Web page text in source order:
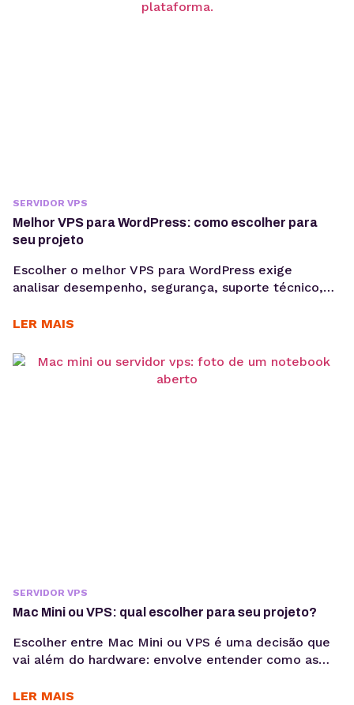
SERVIDOR VPS
Melhor VPS para WordPress: como escolher para
seu projeto
Escolher o melhor VPS para WordPress exige
analisar desempenho, segurança, suporte técnico,
custos para manter projetos profissionais estáveis,
projeto WordPress cresce, a hospedagem
compartilhada pode deixar de acompanhar a
LER MAIS
SERVIDOR VPS
Mac Mini ou VPS: qual escolher para seu projeto?
Escolher entre Mac Mini ou VPS é uma decisão que
vai além do hardware: envolve entender como as
ao longo do tempo. Quando for desenvolver o seu
LER MAIS